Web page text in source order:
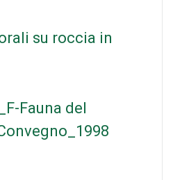
su roccia in
Fauna del